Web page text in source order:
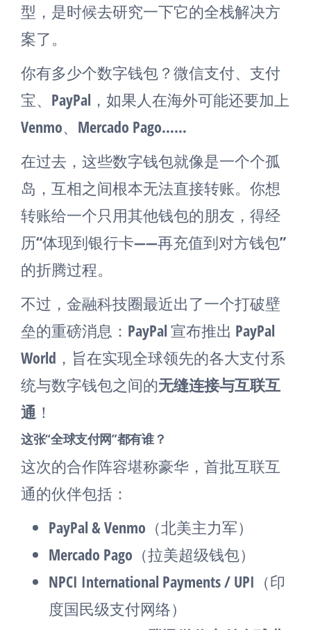
型，是时候去研究一下它的全栈解决方
案了。
你有多少个数字钱包？微信支付、支付
宝、PayPal，如果人在海外可能还要加上
Venmo、Mercado Pago……
在过去，这些数字钱包就像是一个个孤
岛，互相之间根本无法直接转账。你想
转账给一个只用其他钱包的朋友，得经
历“体现到银行卡——再充值到对方钱包”
的折腾过程。
不过，金融科技圈最近出了一个打破壁
垒的重磅消息：PayPal 宣布推出 PayPal
World ，旨在实现全球领先的各大支付系
统与数字钱包之间的无缝连接与互联互
通 ！
这张“全球支付网”都有谁？
这次的合作阵容堪称豪华，首批互联互
通的伙伴包括：
PayPal & Venmo （北美主力军）
Mercado Pago （拉美超级钱包）
NPCI International Payments / UPI （印
度国民级支付网络）